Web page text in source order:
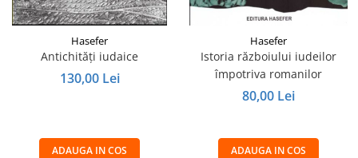
Hasefer
Antichități iudaice
130,00 Lei
ADAUGA IN COS
Hasefer
Istoria războiului iudeilor
împotriva romanilor
80,00 Lei
ADAUGA IN COS